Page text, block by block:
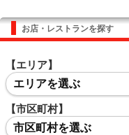
お店・レストランを探す
【エリア】
エリアを選ぶ
【市区町村】
市区町村を選ぶ